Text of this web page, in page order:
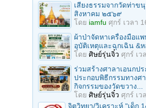
เสียงธรรมจากวัดท่าข
สิงหาคม ๒๕๖๙
โดย iamfu ศุกร์ เวลา
ผ้าป่าจัดหาเครื่องมือแ
อุบัติเหตุและฉุกเฉิน &ห
โดย ศิษย์รุ่นจิ๋ว ศุกร์ เว
ร่วมสร้างศาลาเอนกป
ประกอบพิธีกรรมทางศ
กิจกรรมของวัดขวาง...
โดย ศิษย์รุ่นจิ๋ว ศุกร์ เว
จิตวิทยา/วิเคราะห์ "เด็ก